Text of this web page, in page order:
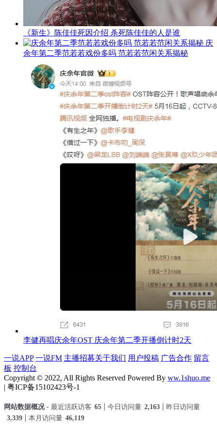
《新生》陈佳佳死因介绍 杀死陈佳佳的人是谁
庆
余年第二季范若若戏份多吗 范若若范闲关系揭秘
李健再唱庆余年OST 庆余年第二季开播倒计时2天
一说APP 一说FM 主播招募关于我们 用户投稿 广告合作 留言
板 控制台
Copyright © 2022, All Rights Reserved Powered By ww.1shuo.me
| 粤ICP备15102423号-1
网站数据概况 - 最近活跃访客 65 今日访问量 2,163
昨日访问量
3,339
本月访问量 46,119